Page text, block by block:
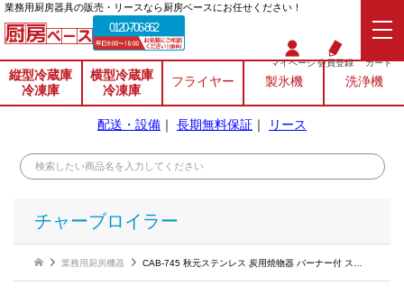
業務⽤厨房器具の販売・リースなら厨房ベースにお任せください！
0120-706-862
マイページ会員登録 カート
縦型冷蔵庫
冷凍庫
横型冷蔵庫
冷凍庫
フライヤー 製氷機 洗浄機
配送・設備 ｜ 長期無料保証 ｜ リース
チャーブロイラー
業務用厨房機器 CAB-745 秋元ステンレス 炭用焼物器 バーナー付 ステーキ用